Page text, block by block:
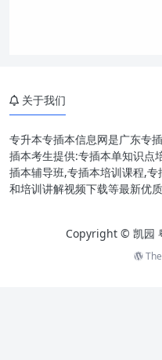
关于我们
专升本专插本信息网是广东专
插本考生提供:专插本单知识点
插本辅导班,专插本培训课程,
和培训讲解视频下载等最新优质
Copyright © 凯园